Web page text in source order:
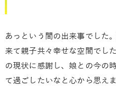
あっという間の出来事でした
来て親子共々幸せな空間でし
の現状に感謝し、娘との今の
て過ごしたいなと心から思え